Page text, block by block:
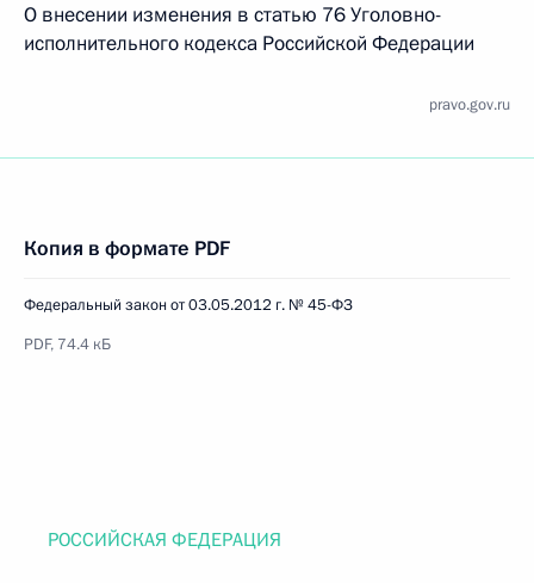
О внесении изменения в статью 76 Уголовно-
исполнительного кодекса Российской Федерации
pravo.gov.ru
Копия в формате PDF
Федеральный закон от 03.05.2012 г. № 45-ФЗ
PDF, 74.4 кБ
РОССИЙСКАЯ ФЕДЕРАЦИЯ